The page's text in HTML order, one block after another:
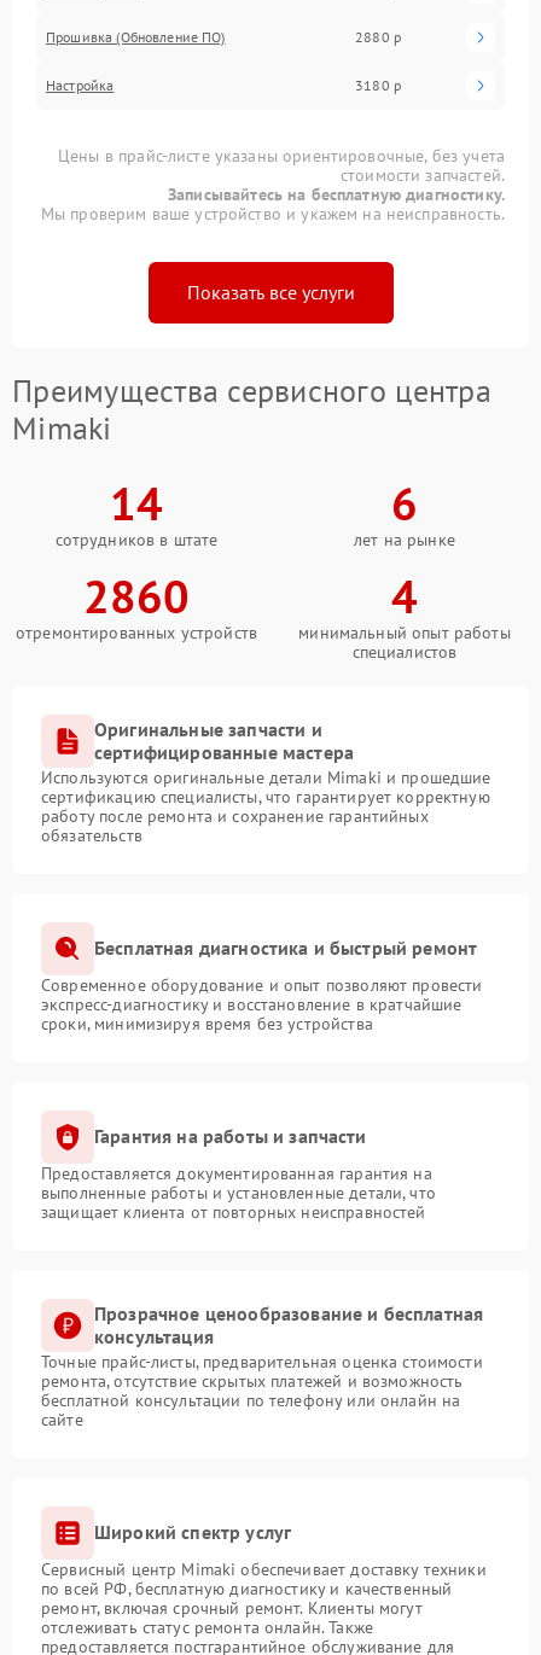
Прошивка (Обновление ПО) 2880 р
Настройка 3180 р
Цены в прайс-листе указаны ориентировочные, без учета
стоимости запчастей.
Записывайтесь на бесплатную диагностику.
Мы проверим ваше устройство и укажем на неисправность.
Показать все услуги
Преимущества сервисного центра
Mimaki
14
сотрудников в штате
6
лет на рынке
2860
отремонтированных устройств
4
минимальный опыт работы
специалистов
Оригинальные запчасти и
сертифицированные мастера
Используются оригинальные детали Mimaki и прошедшие
сертификацию специалисты, что гарантирует корректную
работу после ремонта и сохранение гарантийных
обязательств
Бесплатная диагностика и быстрый ремонт
Современное оборудование и опыт позволяют провести
экспресс-диагностику и восстановление в кратчайшие
сроки, минимизируя время без устройства
Гарантия на работы и запчасти
Предоставляется документированная гарантия на
выполненные работы и установленные детали, что
защищает клиента от повторных неисправностей
Прозрачное ценообразование и бесплатная
консультация
Точные прайс-листы, предварительная оценка стоимости
ремонта, отсутствие скрытых платежей и возможность
бесплатной консультации по телефону или онлайн на
сайте
Широкий спектр услуг
Сервисный центр Mimaki обеспечивает доставку техники
по всей РФ, бесплатную диагностику и качественный
ремонт, включая срочный ремонт. Клиенты могут
отслеживать статус ремонта онлайн. Также
предоставляется постгарантийное обслуживание для